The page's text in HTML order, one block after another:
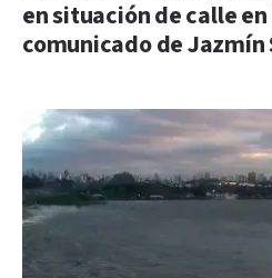
en situación de calle en
comunicado de Jazmín